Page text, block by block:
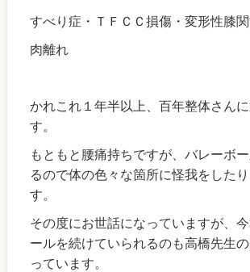
すべり症・ＴＦＣＣ損傷・変形性膝
肉離れ
かれこれ１年半以上、百年整体さん
す。
もともと腰痛持ちですが、バレーボ
るので体の色々な箇所に怪我をした
す。
その度にお世話になっていますが、
ールを続けていられるのも高橋先生
っています。